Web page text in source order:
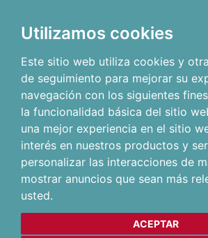
Utilizamos cookies
Este sitio web utiliza cookies y
de seguimiento para mejorar su
navegación con los siguientes
la funcionalidad básica del sitio
una mejor experiencia en el sitio
interés en nuestros productos y
personalizar las interacciones de
mostrar anuncios que sean más
usted.
ACEPTAR